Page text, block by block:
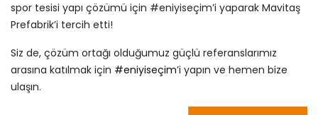
spor tesisi yapı çözümü için #eniyiseçim’i yaparak Mavitaş
Prefabrik’i tercih etti!
Siz de, çözüm ortağı olduğumuz güçlü referanslarımız
arasına katılmak için #eniyiseçim’i yapın ve hemen bize
ulaşın.